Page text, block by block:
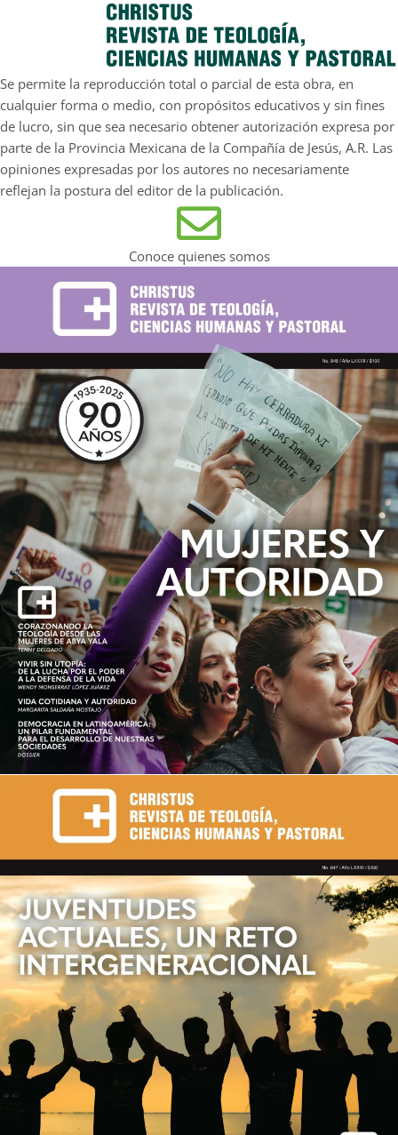
Se permite la reproducción total o parcial de esta obra, en
cualquier forma o medio, con propósitos educativos y sin fines
de lucro, sin que sea necesario obtener autorización expresa por
parte de la Provincia Mexicana de la Compañía de Jesús, A.R. Las
opiniones expresadas por los autores no necesariamente
reflejan la postura del editor de la publicación.
Conoce quienes somos